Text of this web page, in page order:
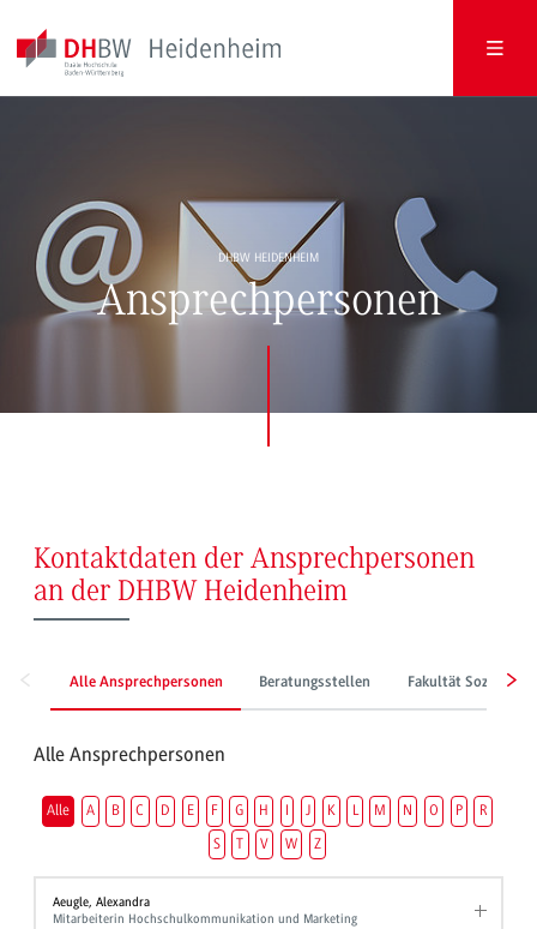
DHBW HEIDENHEIM
Ansprechpersonen
Kontaktdaten der Ansprechpersonen
an der DHBW Heidenheim
Alle Ansprechpersonen Beratungsstellen Fakultät
Alle Ansprechpersonen
Alle A B C D E F G H I J K L M N O P
R
S
T V W Z
Aeugle, Alexandra
Mitarbeiterin Hochschulkommunikation und Marketing